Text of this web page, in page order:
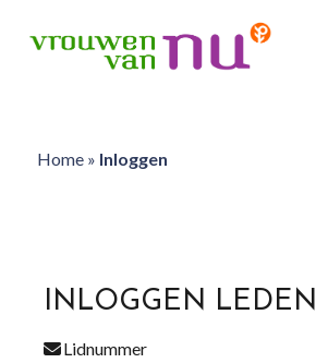
Home» Inloggen
INLOGGEN LEDEN
Lidnummer